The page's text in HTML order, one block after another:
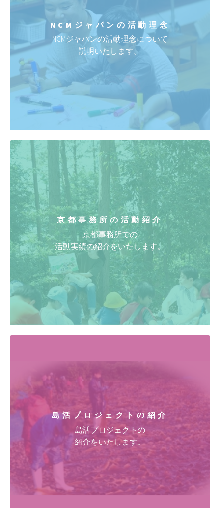
ミャンマー情勢に関する特設ページを開設しまし
た。 こちらからどうぞ(2021/03/20)
震災１０年のあゆみ 活動記録写真を公開してい
ます。
こちらからどうぞ (2021/02/20)
過去のNCMニュースレターを公開しています。
ちらからどうぞ
NCMジャパンの 活動理念
NCMジャパンの活動理念について
説明いたします。
京都事務所の活動紹介
京都事務所での
活動実績の紹介をいたします。
島活プロジェクトの紹介
島活プロジェクトの
紹介をいたします。